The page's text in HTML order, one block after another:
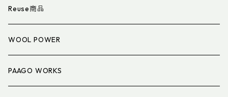
衣類小物
アイウェア
寝具小物
Reuse商品
WOOL POWER
PAAGO WORKS